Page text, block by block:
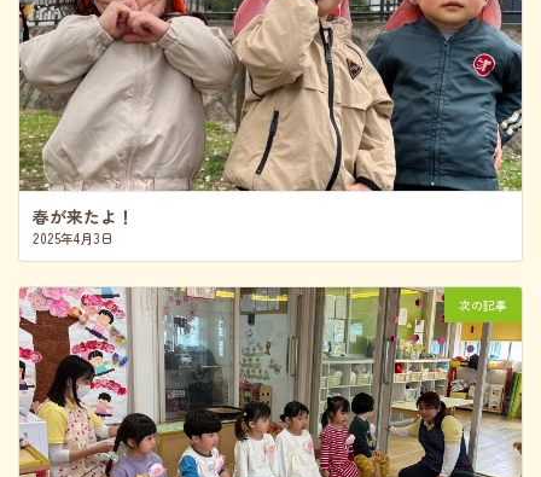
春が来たよ！
2025年4月3日
次の記事